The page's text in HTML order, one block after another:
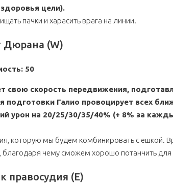
цели).
пачки и харасить врага на линии.
(W)
50
свою скорость передвижения,
подготовки Галио провоцирует всех
урон на 20/25/30/35/40% (+ 8% за
которую мы будем комбинировать с ешкой.
благодаря чему сможем хорошо потанчить
правосудия (E)